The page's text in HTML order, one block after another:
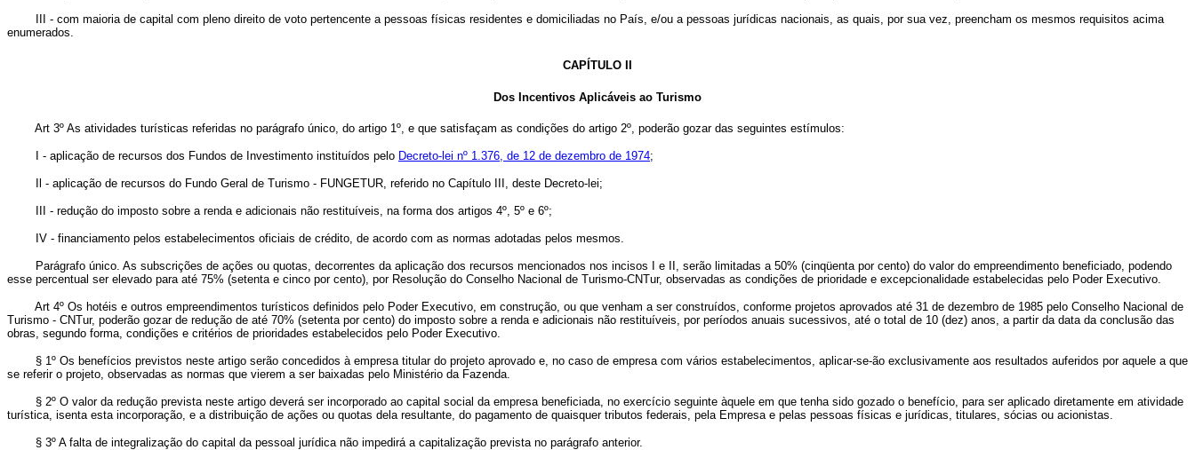
III - com maioria de capital com pleno direito de voto pertencente a pessoas físicas residentes e domiciliadas no País, e/ou a pessoas jurídicas nacionais, as quais, por sua vez, preencham os mesmos requisitos acima
enumerados.
CAPÍTULO II
Dos Incentivos Aplicáveis ao Turismo
Art 3º As atividades turísticas referidas no parágrafo único, do artigo 1º, e que satisfaçam as condições do artigo 2º, poderão gozar das seguintes estímulos:
I - aplicação de recursos dos Fundos de Investimento instituídos pelo Decreto-lei nº 1.376, de 12 de dezembro de 1974;
Il - aplicação de recursos do Fundo Geral de Turismo - FUNGETUR, referido no Capítulo III, deste Decreto-lei;
III - redução do imposto sobre a renda e adicionais não restituíveis, na forma dos artigos 4º, 5º e 6º;
IV - financiamento pelos estabelecimentos oficiais de crédito, de acordo com as normas adotadas pelos mesmos.
Parágrafo único. As subscrições de ações ou quotas, decorrentes da aplicação dos recursos mencionados nos incisos I e II, serão limitadas a 50% (cinqüenta por cento) do valor do empreendimento beneficiado, podendo
esse percentual ser elevado para até 75% (setenta e cinco por cento), por Resolução do Conselho Nacional de Turismo-CNTur, observadas as condições de prioridade e excepcionalidade estabelecidas pelo Poder Executivo.
Art 4º Os hotéis e outros empreendimentos turísticos definidos pelo Poder Executivo, em construção, ou que venham a ser construídos, conforme projetos aprovados até 31 de dezembro de 1985 pelo Conselho Nacional de
Turismo - CNTur, poderão gozar de redução de até 70% (setenta por cento) do imposto sobre a renda e adicionais não restituíveis, por períodos anuais sucessivos, até o total de 10 (dez) anos, a partir da data da conclusão das
obras, segundo forma, condições e critérios de prioridades estabelecidos pelo Poder Executivo.
§ 1º Os benefícios previstos neste artigo serão concedidos à empresa titular do projeto aprovado e, no caso de empresa com vários estabelecimentos, aplicar-se-ão exclusivamente aos resultados auferidos por aquele a que
se referir o projeto, observadas as normas que vierem a ser baixadas pelo Ministério da Fazenda.
§ 2º O valor da redução prevista neste artigo deverá ser incorporado ao capital social da empresa beneficiada, no exercício seguinte àquele em que tenha sido gozado o benefício, para ser aplicado diretamente em atividade
turística, isenta esta incorporação, e a distribuição de ações ou quotas dela resultante, do pagamento de quaisquer tributos federais, pela Empresa e pelas pessoas físicas e jurídicas, titulares, sócias ou acionistas.
§ 3º A falta de integralização do capital da pessoal jurídica não impedirá a capitalização prevista no parágrafo anterior.